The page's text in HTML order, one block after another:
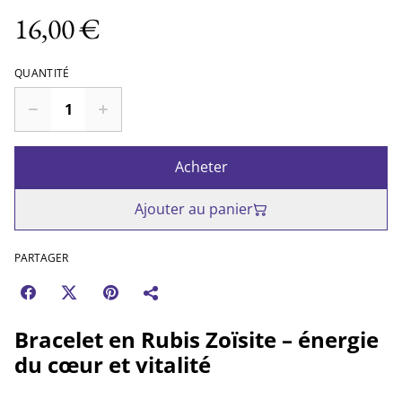
16,00 €
QUANTITÉ
Acheter
Ajouter au panier
PARTAGER
Bracelet en Rubis Zoïsite – énergie
du cœur et vitalité